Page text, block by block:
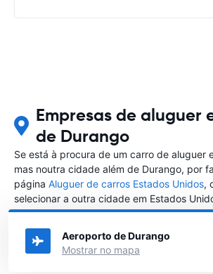
Empresas de aluguer
de Durango
Se está à procura de um carro de aluguer
mas noutra cidade além de Durango, por
página Aluguer de carros Estados Unidos,
selecionar a outra cidade em Estados
alugar um carro
Aeroporto de Durango
Mostrar no mapa